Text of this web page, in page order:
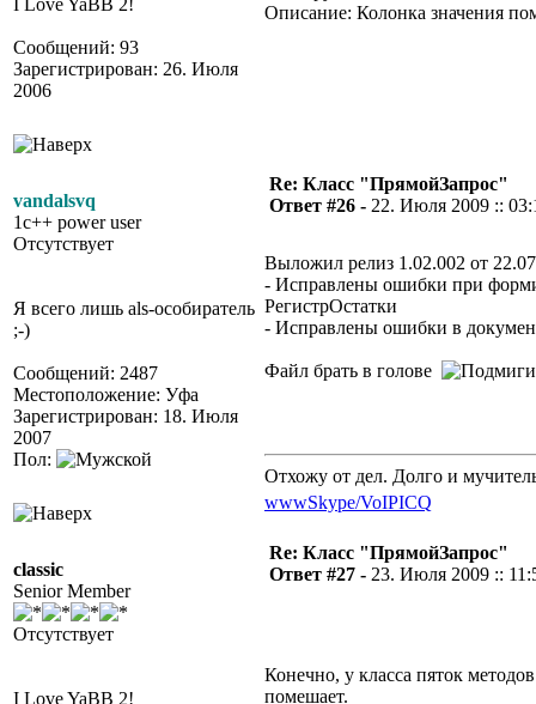
I Love YaBB 2!
Сообщений: 93
Зарегистрирован: 26. Июля
2006
Описание: Колонка значения
vandalsvq
1c++ power user
Отсутствует
Я всего лишь als-особиратель
;-)
Сообщений: 2487
Местоположение: Уфа
Зарегистрирован: 18. Июля
2007
Пол:
Re: Класс "ПрямойЗапрос"
Ответ #26 - 22. Июля 2009 ::
Выложил релиз 1.02.002 от
- Исправлены ошибки при
РегистрОстатки
- Исправлены ошибки в
Файл брать в голове
Отхожу от дел. Долго и
wwwSkype/VoIPICQ
classic
Senior Member
Отсутствует
I Love YaBB 2!
Re: Класс "ПрямойЗапрос"
Ответ #27 - 23. Июля 2009 ::
Конечно, у класса пяток
помешает.